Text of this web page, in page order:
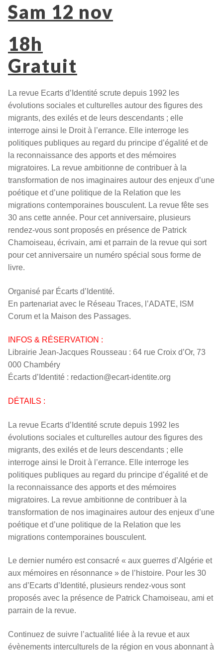
Sam 12 nov
18h
Gratuit
La revue Ecarts d’Identité scrute depuis 1992 les
évolutions sociales et culturelles autour des figures des
migrants, des exilés et de leurs descendants ; elle
interroge ainsi le Droit à l’errance. Elle interroge les
politiques publiques au regard du principe d’égalité et de
la reconnaissance des apports et des mémoires
migratoires. La revue ambitionne de contribuer à la
transformation de nos imaginaires autour des enjeux d’une
poétique et d’une politique de la Relation que les
migrations contemporaines bousculent. La revue fête ses
30 ans cette année. Pour cet anniversaire, plusieurs
rendez-vous sont proposés en présence de Patrick
Chamoiseau, écrivain, ami et parrain de la revue qui sort
pour cet anniversaire un numéro spécial sous forme de
livre.
Organisé par Écarts d’Identité.
En partenariat avec le Réseau Traces, l’ADATE, ISM
Corum et la Maison des Passages.
INFOS & RÉSERVATION :
Librairie Jean-Jacques Rousseau : 64 rue Croix d’Or, 73
000 Chambéry
Écarts d’Identité : redaction@ecart-identite.org
DÉTAILS :
La revue Ecarts d’ Identité scrute depuis 1992 les
évolutions sociales et culturelles autour des figures des
migrants, des exilés et de leurs descendants ; elle
interroge ainsi le Droit à l’errance. Elle interroge les
politiques publiques au regard du principe d’égalité et de
la reconnaissance des apports et des mémoires
migratoires. La revue ambitionne de contribuer à la
transformation de nos imaginaires autour des enjeux d’une
poétique et d’une politique de la Relation que les
migrations contemporaines bousculent.
Le dernier numéro est consacré « aux guerres d’Algérie et
aux mémoires en résonnance » de l’histoire. Pour les 30
ans d’Ecarts d’Identité, plusieurs rendez-vous sont
proposés avec la présence de Patrick Chamoiseau, ami et
parrain de la revue.
Continuez de suivre l’actualité liée à la revue et aux
évènements interculturels de la région en vous abonnant à